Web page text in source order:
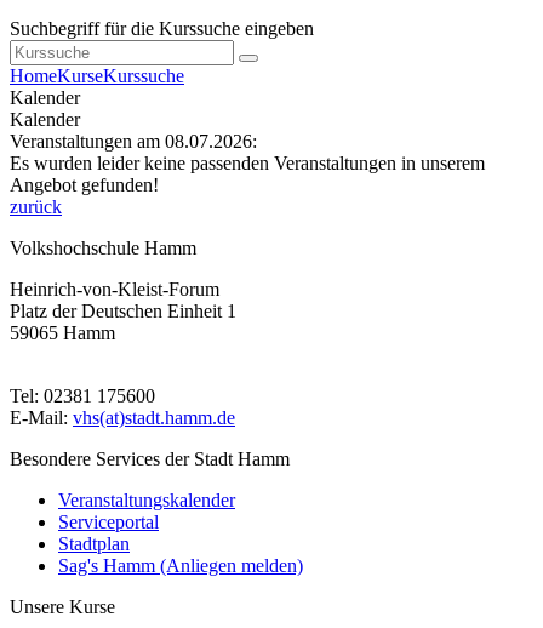
Suchbegriff für die Kurssuche eingeben
HomeKurseKurssuche
Kalender
Kalender
Veranstaltungen am 08.07.2026:
Es wurden leider keine passenden Veranstaltungen in unserem
Angebot gefunden!
zurück
Volkshochschule Hamm
Heinrich-von-Kleist-Forum
Platz der Deutschen Einheit 1
59065 Hamm
Tel: 02381 175600
E-Mail: vhs(at)stadt.hamm.de
Besondere Services der Stadt Hamm
Veranstaltungskalender
Serviceportal
Stadtplan
Sag's Hamm (Anliegen melden)
Unsere Kurse